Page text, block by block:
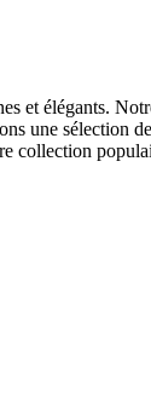
et élégants.
une sélection
collection